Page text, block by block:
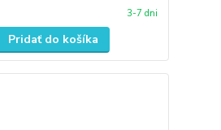
3-7 dni
Pridať do košíka